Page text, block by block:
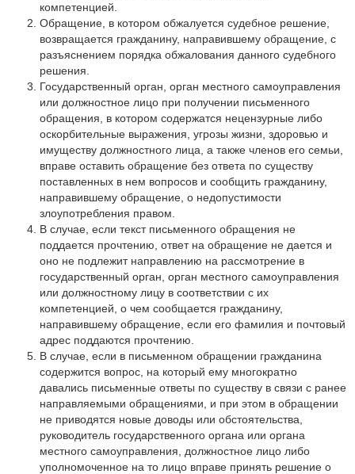
компетенцией.
Обращение, в котором обжалуется судебное решение,
возвращается гражданину, направившему обращение, с
разъяснением порядка обжалования данного судебного
решения.
Государственный орган, орган местного самоуправления
или должностное лицо при получении письменного
обращения, в котором содержатся нецензурные либо
оскорбительные выражения, угрозы жизни, здоровью и
имуществу должностного лица, а также членов его семьи,
вправе оставить обращение без ответа по существу
поставленных в нем вопросов и сообщить гражданину,
направившему обращение, о недопустимости
злоупотребления правом.
В случае, если текст письменного обращения не
поддается прочтению, ответ на обращение не дается и
оно не подлежит направлению на рассмотрение в
государственный орган, орган местного самоуправления
или должностному лицу в соответствии с их
компетенцией, о чем сообщается гражданину,
направившему обращение, если его фамилия и почтовый
адрес поддаются прочтению.
В случае, если в письменном обращении гражданина
содержится вопрос, на который ему многократно
давались письменные ответы по существу в связи с ранее
направляемыми обращениями, и при этом в обращении
не приводятся новые доводы или обстоятельства,
руководитель государственного органа или органа
местного самоуправления, должностное лицо либо
уполномоченное на то лицо вправе принять решение о